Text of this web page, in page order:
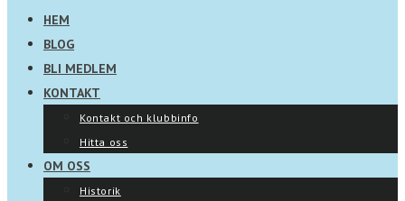
HEM
BLOG
BLI MEDLEM
KONTAKT
Kontakt och klubbinfo
Hitta oss
OM OSS
Historik